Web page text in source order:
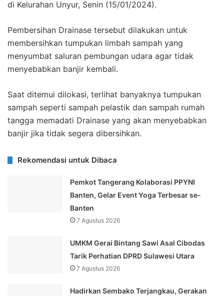
di Kelurahan Unyur, Senin (15/01/2024).
Pembersihan Drainase tersebut dilakukan untuk
membersihkan tumpukan limbah sampah yang
menyumbat saluran pembungan udara agar tidak
menyebabkan banjir kembali.
Saat ditemui dilokasi, terlihat banyaknya tumpukan
sampah seperti sampah pelastik dan sampah rumah
tangga memadati Drainase yang akan menyebabkan
banjir jika tidak segera dibersihkan.
Rekomendasi untuk Dibaca
Pemkot Tangerang Kolaborasi PPYNI
Banten, Gelar Event Yoga Terbesar se-
Banten
7 Agustus 2026
UMKM Gerai Bintang Sawi Asal Cibodas
Tarik Perhatian DPRD Sulawesi Utara
7 Agustus 2026
Hadirkan Sembako Terjangkau, Gerakan